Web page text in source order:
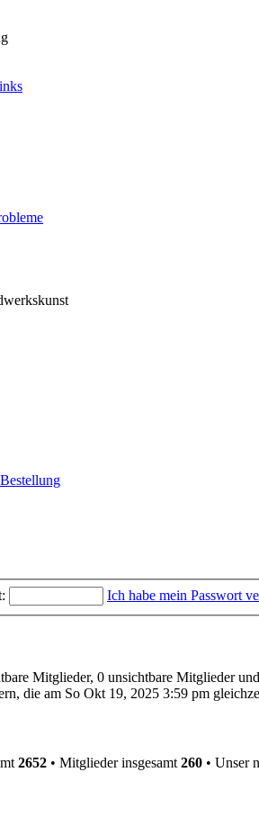
Ich habe mein Passwort
Mitglieder, 0 unsichtbare Mitglieder
die am So Okt 19, 2025 3:59 pm
2652 • Mitglieder insgesamt 260 • Unser